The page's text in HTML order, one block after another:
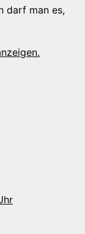
darf man es,